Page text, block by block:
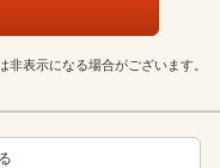
表示になる場合がございます。